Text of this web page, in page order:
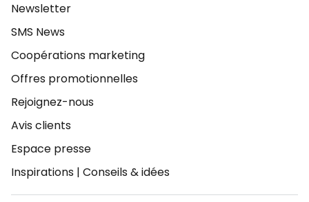
Newsletter
SMS News
Coopérations marketing
Offres promotionnelles
Rejoignez-nous
Avis clients
Espace presse
Inspirations | Conseils & idées